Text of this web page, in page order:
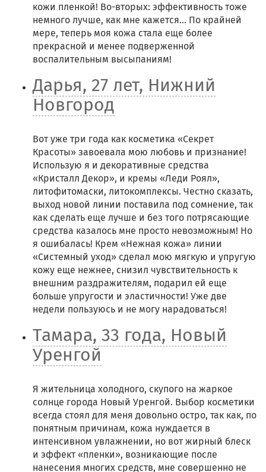
кожи пленкой! Во-вторых: эффективность тоже
немного лучше, как мне кажется… По крайней
мере, теперь моя кожа стала еще более
прекрасной и менее подверженной
воспалительным высыпаниям!
Дарья, 27 лет, Нижний
Новгород
Вот уже три года как косметика «Секрет
Красоты» завоевала мою любовь и признание!
Использую я и декоративные средства
«Кристалл Декор», и кремы «Леди Роял»,
литофитомаски, литокомплексы. Честно сказать,
выход новой линии поставила под сомнение, так
как сделать еще лучше и без того потрясающие
средства казалось мне просто невозможным! Но
я ошибалась! Крем «Нежная кожа» линии
«Системный уход» сделал мою мягкую и упругую
кожу еще нежнее, снизил чувствительность к
внешним раздражителям, подарил ей еще
больше упругости и эластичности! Уже две
недели пользуюсь и не могу нарадоваться!
Тамара, 33 года, Новый
Уренгой
Я жительница холодного, скупого на жаркое
солнце города Новый Уренгой. Выбор косметики
всегда стоял для меня довольно остро, так как, по
понятным причинам, кожа нуждается в
интенсивном увлажнении, но вот жирный блеск
и эффект «пленки», возникающие после
нанесения многих средств, мне совершенно не